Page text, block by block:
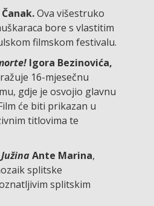
Ova višestruko
bore s vlastitim
filmskom festivalu.
Igora Bezinovića,
16-mjesečnu
gdje je osvojio glavnu
će biti prikazan u
titlovima te
JužinaAnte Marina,
splitske
splitskim